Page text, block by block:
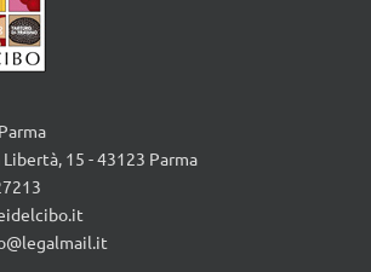
15 - 43123 Parma